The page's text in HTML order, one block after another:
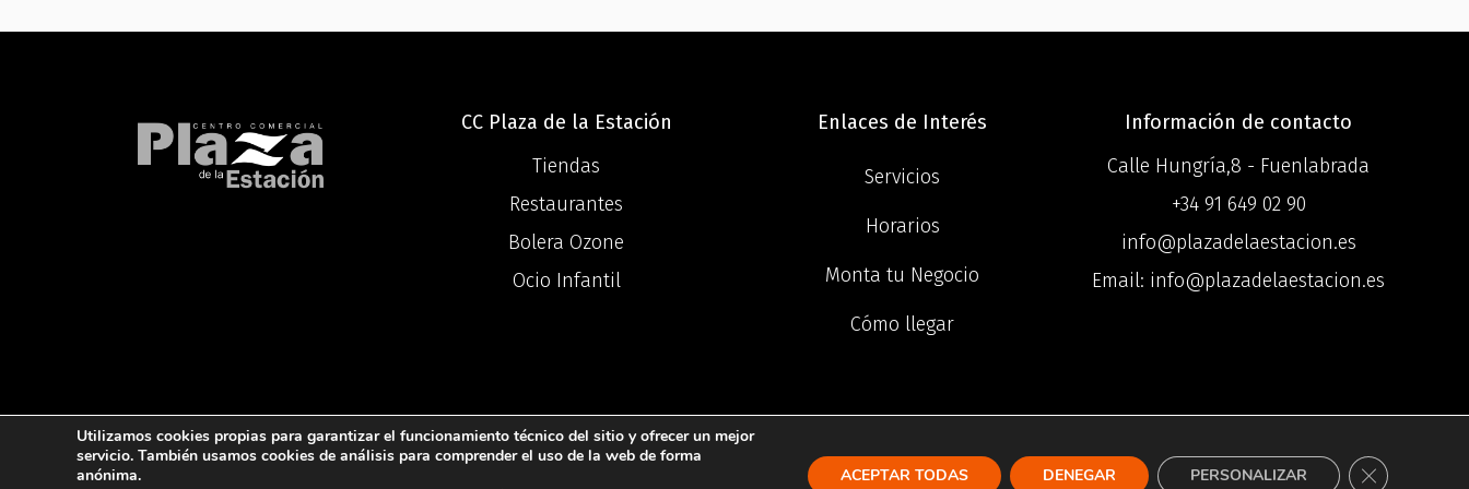
CC Plaza de la Estación
Tiendas
Restaurantes
Bolera Ozone
Ocio Infantil
Enlaces de Interés
Servicios
Horarios
Monta tu Negocio
Cómo llegar
Información de contacto
Calle Hungría,8 - Fuenlabrada
+34 91 649 02 90
info@plazadelaestacion.es
Email: info@plazadelaestacion.es
©2025 Centro Comercial Plaza de la Estación ®
Utilizamos cookies propias para garantizar el funcionamiento técnico del sitio y ofrecer un mejor
servicio. También usamos cookies de análisis para comprender el uso de la web de forma
anónima.
ACEPTAR TODAS DENEGAR PERSONALIZAR Cerrar el